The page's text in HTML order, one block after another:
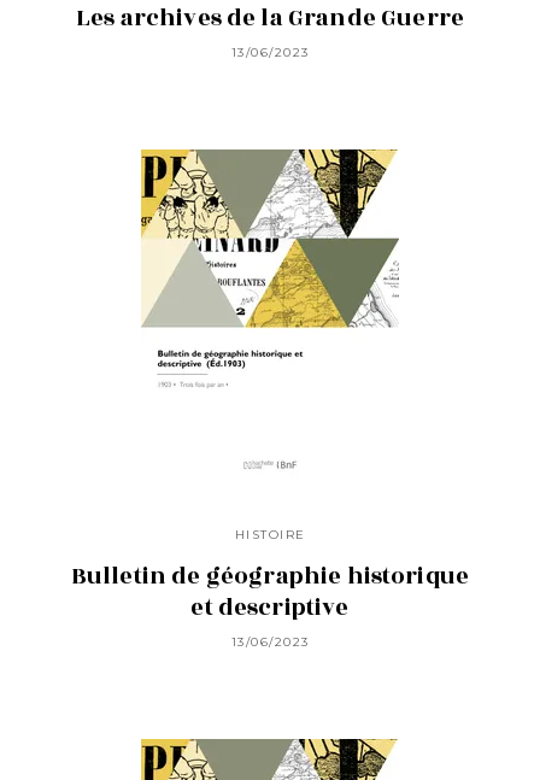
Les archives de la Grande Guerre
13/06/2023
HISTOIRE
Bulletin de géographie historique
et descriptive
13/06/2023